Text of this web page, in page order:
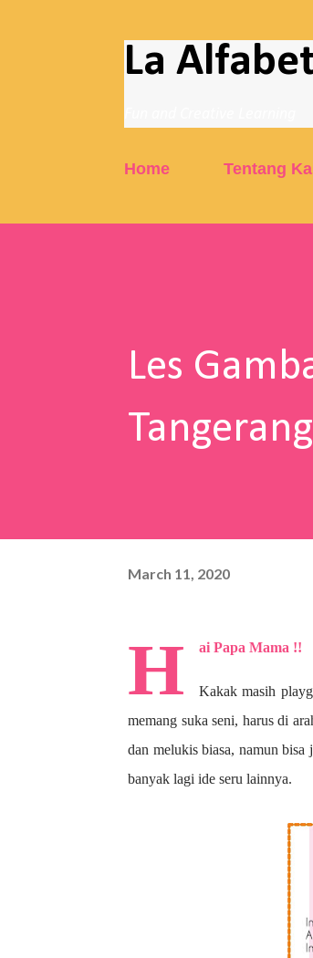
La
Home Tentang
Les
March 11, 2020
H ai Papa Mama !!
Kakak masih
memang suka seni, harus di
dan melukis biasa, namun
banyak lagi ide seru lainnya.